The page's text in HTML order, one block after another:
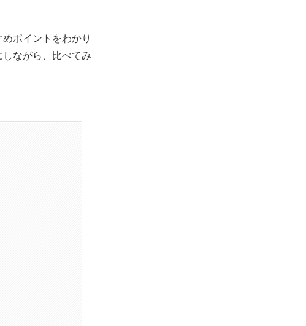
ポイントをわかり
しながら、比べてみ